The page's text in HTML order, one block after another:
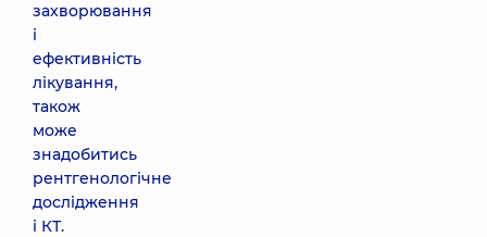
захворювання
і
ефективність
лікування,
також
може
знадобитись
рентгенологічне
дослідження
і КТ.